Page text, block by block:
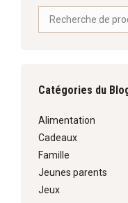
Catégories du
Alimentation
Cadeaux
Famille
Jeunes parents
Jeux